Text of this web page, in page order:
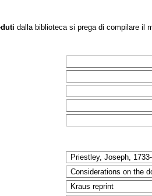
dalla biblioteca si prega di compilare il